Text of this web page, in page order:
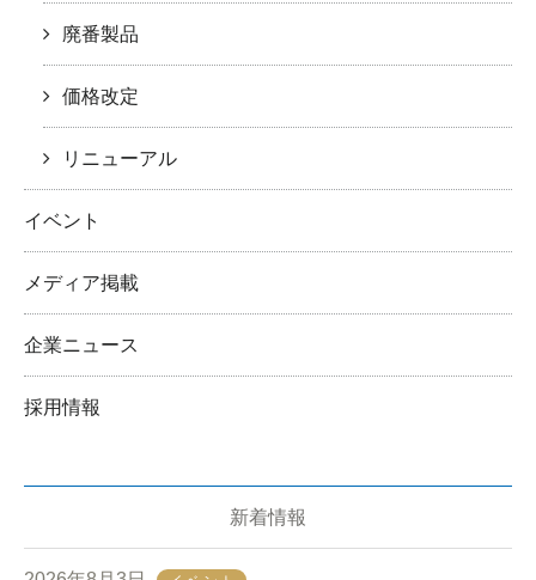
廃番製品
価格改定
リニューアル
イベント
メディア掲載
企業ニュース
採用情報
新着情報